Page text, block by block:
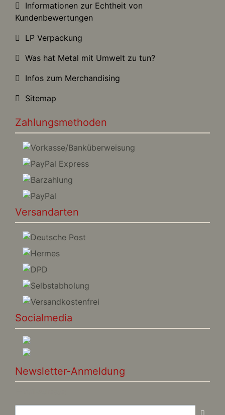
Informationen zur Echtheit von
Kundenbewertungen
LP Verpackung
Was hat Metal mit Umwelt zu tun?
Infos zum Merchandising
Sitemap
Zahlungsmethoden
Versandarten
Socialmedia
Newsletter-Anmeldung